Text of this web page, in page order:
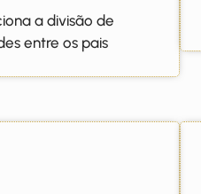
a divisão de
entre os pais